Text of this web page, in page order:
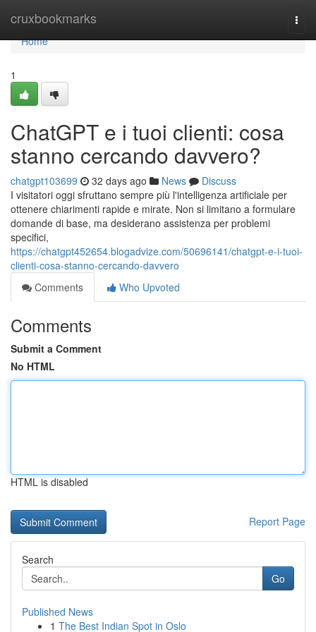
cruxbookmarks
Home
Home
1
ChatGPT e i tuoi clienti: cosa
stanno cercando davvero?
chatgpt103699 32 days ago News
Discuss
I visitatori oggi sfruttano sempre più l'intelligenza artificiale per
ottenere chiarimenti rapide e mirate. Non si limitano a formulare
domande di base, ma desiderano assistenza per problemi
specifici,
https://chatgpt452654.blogadvize.com/50696141/chatgpt-e-i-tuoi-
clienti-cosa-stanno-cercando-davvero
Comments
Who Upvoted
Comments
Submit a Comment
No HTML
HTML is disabled
Report Page
Search
Go
Published News
1 The Best Indian Spot in Oslo